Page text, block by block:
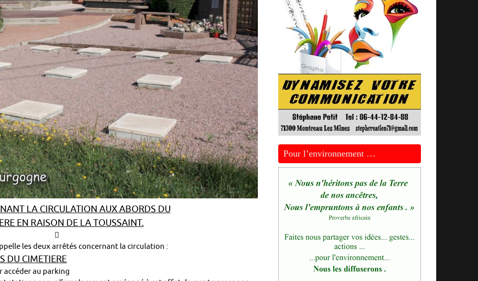
LA CIRCULATION AUX ABORDS DU
EN RAISON DE LA TOUSSAINT.

les deux arrêtés concernant la circulation :
DU CIMETIERE
accéder au parking
Pour l’environnement …